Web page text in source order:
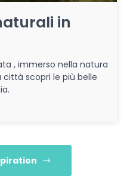
in
, immerso nella natura
città scopri le più belle